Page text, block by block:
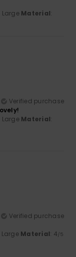
Large Material:
Verified purchase
Large Material:
Verified purchase
Large Material: 4/5